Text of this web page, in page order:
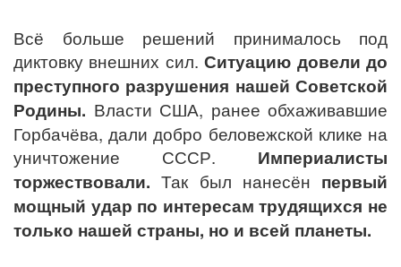
Всё больше решений принималось под
диктовку внешних сил. Ситуацию довели до
преступного разрушения нашей Советской
Родины. Власти США, ранее обхаживавшие
Горбачёва, дали добро беловежской клике на
уничтожение СССР. Империалисты
торжествовали. Так был нанесён первый
мощный удар по интересам трудящихся не
только нашей страны, но и всей планеты.